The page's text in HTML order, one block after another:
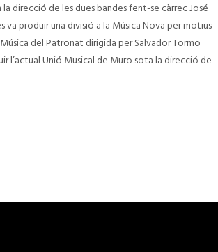
direcció de les dues bandes fent-se càrrec José
va produir una divisió a la Música Nova per motius
del Patronat dirigida per Salvador Tormo
l’actual Unió Musical de Muro sota la direcció de